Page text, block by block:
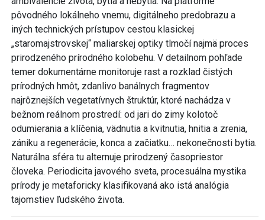
pôvodného lokálneho vnemu, digitálneho predobrazu a
iných technických prístupov cestou klasickej
„staromajstrovskej“ maliarskej optiky tlmočí najmä proces
prirodzeného prírodného kolobehu. V detailnom pohľade
temer dokumentárne monitoruje rast a rozklad čistých
prírodných hmôt, zdanlivo banálnych fragmentov
najrôznejších vegetatívnych štruktúr, ktoré nachádza v
bežnom reálnom prostredí: od jari do zimy kolotoč
odumierania a klíčenia, vädnutia a kvitnutia, hnitia a zrenia,
zániku a regenerácie, konca a začiatku… nekonečnosti bytia.
Naturálna sféra tu alternuje prirodzený časopriestor
človeka. Periodicita javového sveta, procesuálna mystika
prírody je metaforicky klasifikovaná ako istá analógia
tajomstiev ľudského života.